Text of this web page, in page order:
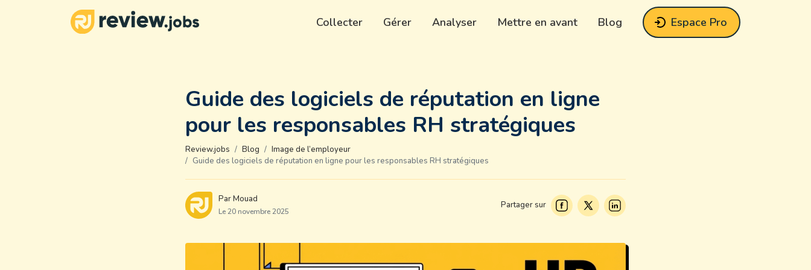
Collecter Gérer Analyser Mettre en avant Blog Espace Pro
Guide des logiciels de réputation en ligne
pour les responsables RH stratégiques
Review.jobs Blog
Image de l’employeur
Guide des logiciels de réputation en ligne pour les responsables RH stratégiques
Par Mouad
Le 20 novembre 2025
Partager sur